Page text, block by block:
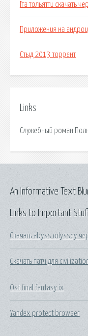
Гта тольятти скачать
Приложения на
Стыд 2013 торрент
Links
Служебный роман
Links to Important
Скачать abyss odyssey
Скачать патч для
Ost final fantasy ix
Yandex protect browser
An Informative Text